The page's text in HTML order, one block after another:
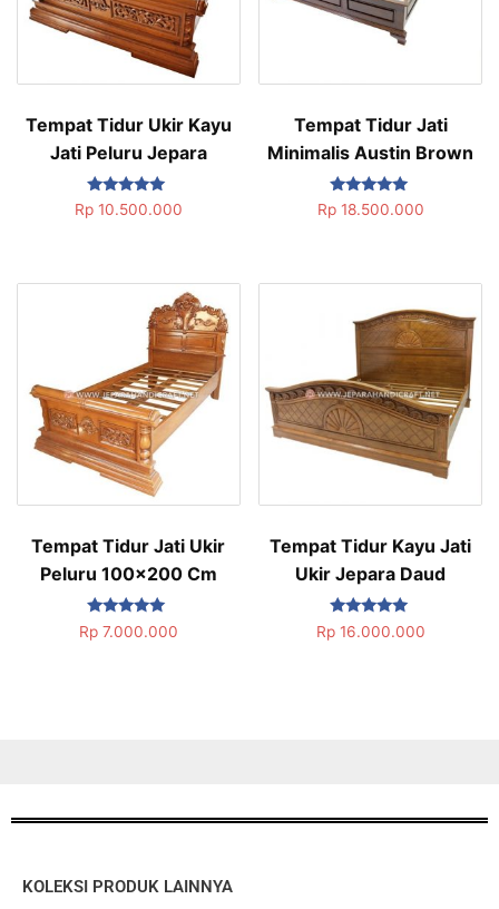
Tempat Tidur Ukir Kayu
Jati Peluru Jepara
Dinilai
5.00
Rp10.500.000
Tempat Tidur Jati
Minimalis Austin Brown
Dinilai
5.00
Rp18.500.000
Tempat Tidur Jati Ukir
Peluru 100×200 Cm
Dinilai
5.00
Rp7.000.000
Tempat Tidur Kayu Jati
Ukir Jepara Daud
Dinilai
5.00
Rp16.000.000
KOLEKSI PRODUK LAINNYA